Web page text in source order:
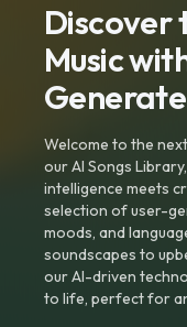
Discover
Music
Welcome to the
our AI Songs
intelligence meets
selection of user-
moods, and
soundscapes to
our AI-driven
to life, perfect for